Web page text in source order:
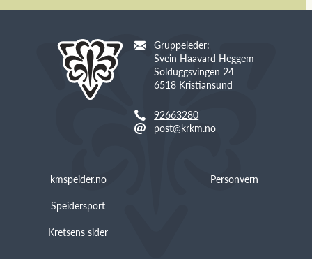
Gruppeleder:
Svein Haavard Heggem
Solduggsvingen 24
6518 Kristiansund
92663280
post@krkm.no
kmspeider.no
Speidersport
Kretsens sider
Personvern